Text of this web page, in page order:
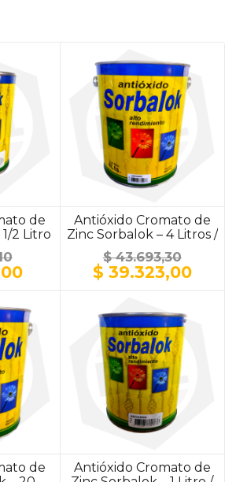
de
2 Litro
El
es:
$ 6.300,00.
Antióxido Cromato de
Zinc Sorbalok – 4 Litros /
$43.693,30
El
precio
era:
$ 43.693,30.
$ 39.323,00El
de
Antióxido Cromato de